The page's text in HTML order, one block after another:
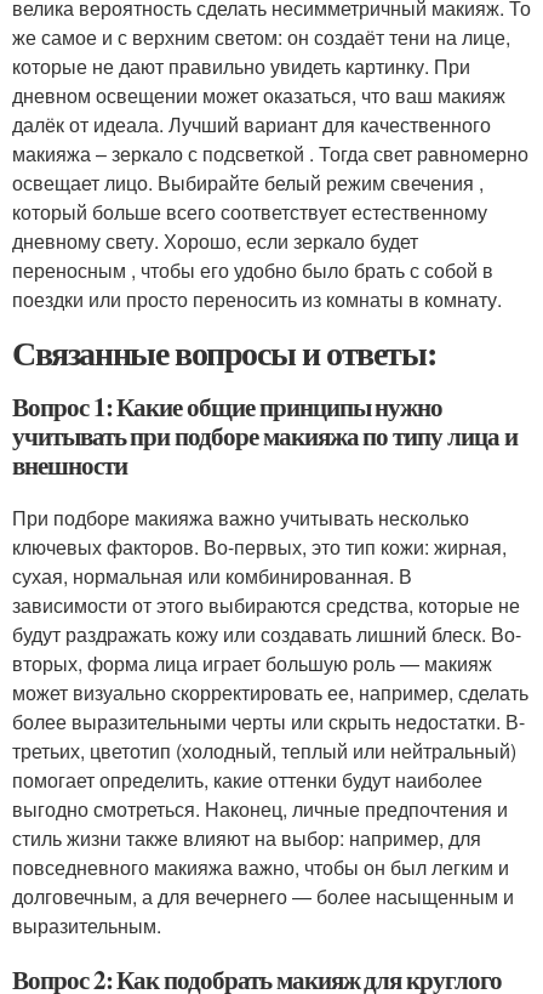
велика вероятность сделать несимметричный макияж. То
же самое и с верхним светом: он создаёт тени на лице,
которые не дают правильно увидеть картинку. При
дневном освещении может оказаться, что ваш макияж
далёк от идеала. Лучший вариант для качественного
макияжа – зеркало с подсветкой . Тогда свет равномерно
освещает лицо. Выбирайте белый режим свечения ,
который больше всего соответствует естественному
дневному свету. Хорошо, если зеркало будет
переносным , чтобы его удобно было брать с собой в
поездки или просто переносить из комнаты в комнату.
Связанные вопросы и ответы:
Вопрос 1: Какие общие принципы нужно
учитывать при подборе макияжа по типу лица и
внешности
При подборе макияжа важно учитывать несколько
ключевых факторов. Во-первых, это тип кожи: жирная,
сухая, нормальная или комбинированная. В
зависимости от этого выбираются средства, которые не
будут раздражать кожу или создавать лишний блеск. Во-
вторых, форма лица играет большую роль — макияж
может визуально скорректировать ее, например, сделать
более выразительными черты или скрыть недостатки. В-
третьих, цветотип (холодный, теплый или нейтральный)
помогает определить, какие оттенки будут наиболее
выгодно смотреться. Наконец, личные предпочтения и
стиль жизни также влияют на выбор: например, для
повседневного макияжа важно, чтобы он был легким и
долговечным, а для вечернего — более насыщенным и
выразительным.
Вопрос 2: Как подобрать макияж для круглого